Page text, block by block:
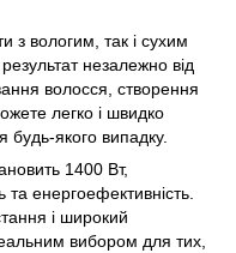
з вологим, так і сухим
незалежно від
волосся, створення
легко і швидко
будь-якого випадку.
1400 Вт,
та енергоефективність.
і широкий
вибором для тих,